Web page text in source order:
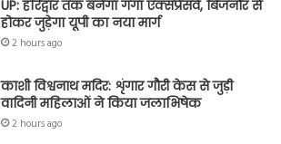
UP: हरिद्वार तक बनेगा गंगा एक्सप्रेसवे, बिजनौर से
होकर जुड़ेगा यूपी का नया मार्ग
2 hours ago
काशी विश्वनाथ मदिर: शृंगार गौरी केस से जुड़ी
वादिनी महिलाओं ने किया जलाभिषेक
2 hours ago